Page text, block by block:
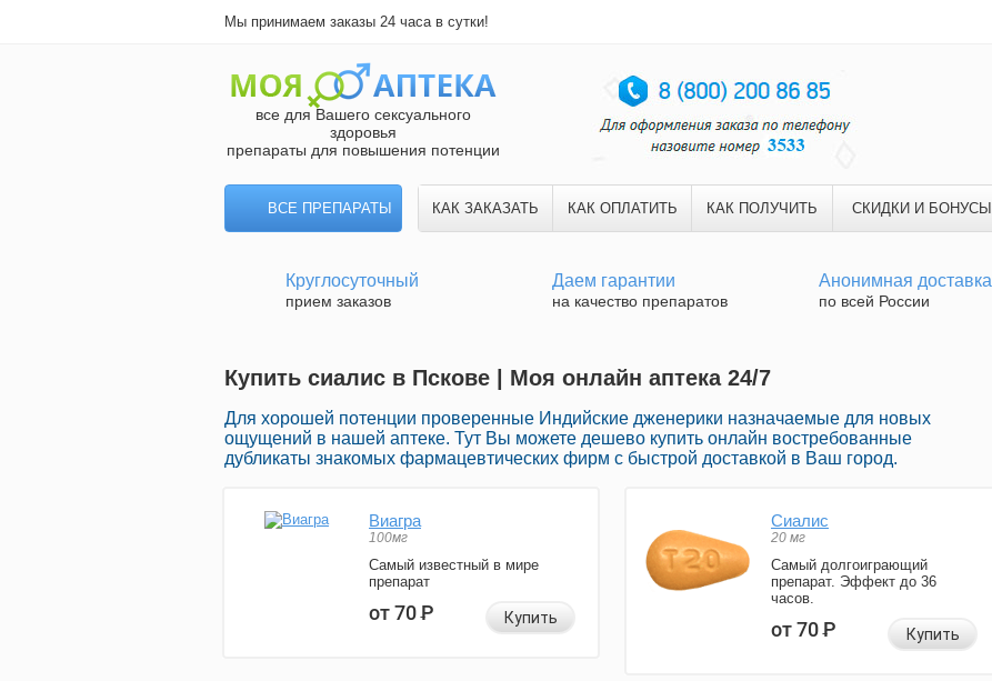
Мы принимаем заказы 24 часа в сутки!
все для Вашего сексуального
здоровья
препараты для повышения потенции
ВСЕ ПРЕПАРАТЫ КАК ЗАКАЗАТЬ КАК ОПЛАТИТЬ КАК ПОЛУЧИТЬ СКИДКИ И БОНУСЫ
Круглосуточный
прием заказов
Даем гарантии
на качество препаратов
Анонимная доставка
по всей России
Купить сиалис в Пскове | Моя онлайн аптека 24/7
Для хорошей потенции проверенные Индийские дженерики назначаемые для новых
ощущений в нашей аптеке. Тут Вы можете дешево купить онлайн востребованные
дубликаты знакомых фармацевтических фирм с быстрой доставкой в Ваш город.
Виагра
100мг
Самый известный в мире
препарат
от 70Р Купить
Сиалис
20 мг
Самый долгоиграющий
препарат. Эффект до 36
часов.
от 70Р Купить